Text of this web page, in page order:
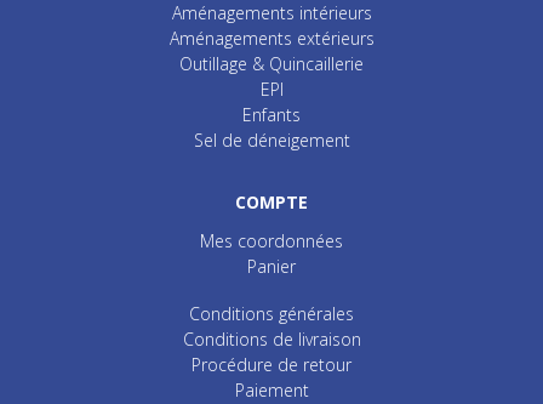
Aménagements intérieurs
Aménagements extérieurs
Outillage & Quincaillerie
EPI
Enfants
Sel de déneigement
COMPTE
Mes coordonnées
Panier
Conditions générales
Conditions de livraison
Procédure de retour
Paiement